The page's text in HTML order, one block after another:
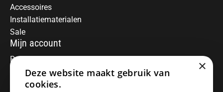
Accessoires
Installatiematerialen
Sale
Mijn account
Registreren
Mijn bestellingen
Informatie
×
Deze website maakt gebruik van
cookies.